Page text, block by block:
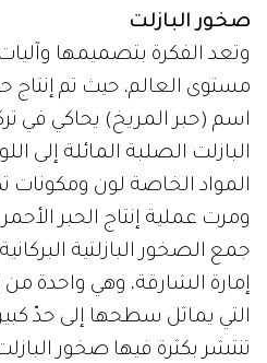
صخور البازلت
وتعد الفكرة بتصميمها
مستوى العالم، حيث تم
اسم (حبر المريخ) يحاكي في
البازلت الصلبة المائلة إلى
المواد الخاصة لون
ومرت عملية إنتاج الحبر
جمع الصخور البازلتية
إمارة الشارقة، وهي واحدة من
التي يماثل سطحها إلى حدّ
تنتشر بكثرة فيها صخور